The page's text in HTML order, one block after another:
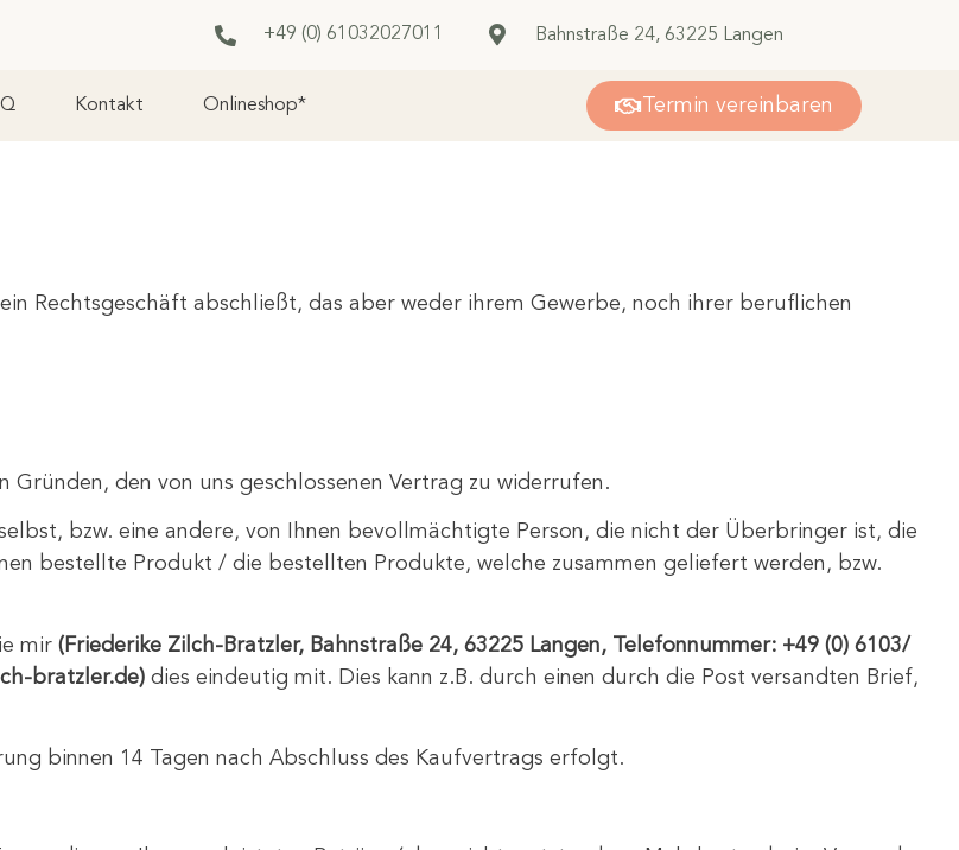
+49 (0) 61032027011 Bahnstraße 24, 63225 Langen
Kontakt Onlineshop* Termin vereinbaren
Rechtsgeschäft abschließt, das aber weder ihrem Gewerbe, noch ihrer beruflichen
Gründen, den von uns geschlossenen Vertrag zu widerrufen.
bzw. eine andere, von Ihnen bevollmächtigte Person, die nicht der Überbringer ist, die
bestellte Produkt / die bestellten Produkte, welche zusammen geliefert werden, bzw.
mir (Friederike Zilch-Bratzler, Bahnstraße 24, 63225 Langen, Telefonnummer: +49 (0) 6103/
bratzler.de) dies eindeutig mit. Dies kann z.B. durch einen durch die Post versandten Brief,
binnen 14 Tagen nach Abschluss des Kaufvertrags erfolgt.